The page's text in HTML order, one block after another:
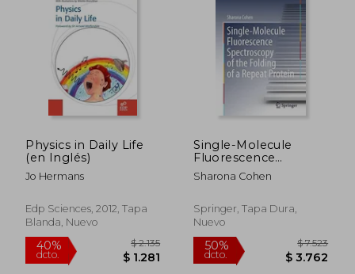
Physics in Daily Life
(en Inglés)
Jo Hermans
Edp Sciences, 2012, Tapa
Blanda, Nuevo
Single-Molecule
Fluorescence
Spectroscopy of the
Folding of a Repeat
Theses)
Sharona Cohen
Springer, Tapa Dura,
Nuevo